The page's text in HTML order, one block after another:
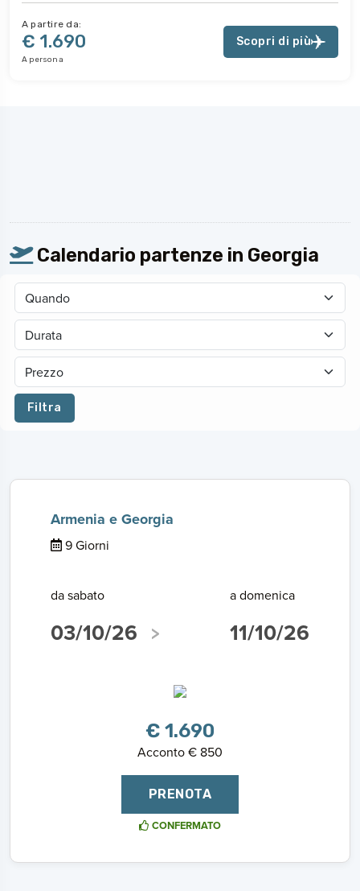
A partire da:
€ 1.690
A persona
Scopri di più
Calendario partenze in Georgia
Filtra
Armenia e Georgia
9 Giorni
da sabato
03/10/26
a domenica
11/10/26
€ 1.690
Acconto € 850
PRENOTA
CONFERMATO